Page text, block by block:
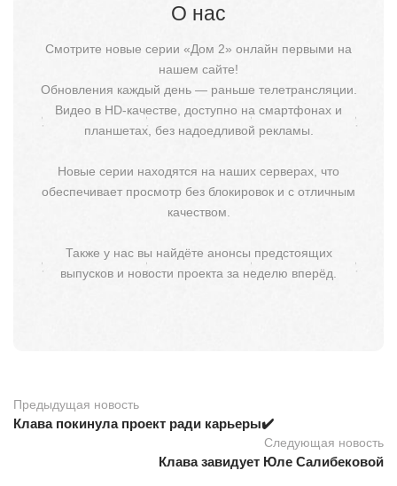
О нас
Смотрите новые серии «Дом 2» онлайн первыми на
нашем сайте!
Обновления каждый день — раньше телетрансляции.
Видео в HD-качестве, доступно на смартфонах и
планшетах, без надоедливой рекламы.
Новые серии находятся на наших серверах, что
обеспечивает просмотр без блокировок и с отличным
качеством.
Также у нас вы найдёте анонсы предстоящих
выпусков и новости проекта за неделю вперёд.
Предыдущая новость
Клава покинула проект ради карьеры✔️
Следующая новость
Клава завидует Юле Салибековой